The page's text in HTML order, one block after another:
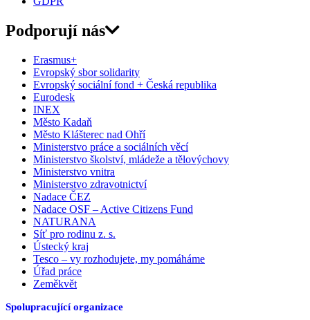
Podporují nás
Erasmus+
Evropský sbor solidarity
Evropský sociální fond + Česká republika
Eurodesk
INEX
Město Kadaň
Město Klášterec nad Ohří
Ministerstvo práce a sociálních věcí
Ministerstvo školství, mládeže a tělovýchovy
Ministerstvo vnitra
Ministerstvo zdravotnictví
Nadace ČEZ
Nadace OSF – Active Citizens Fund
NATURANA
Síť pro rodinu z. s.
Ústecký kraj
Tesco – vy rozhodujete, my pomáháme
Úřad práce
Zeměkvět
Spolupracující organizace